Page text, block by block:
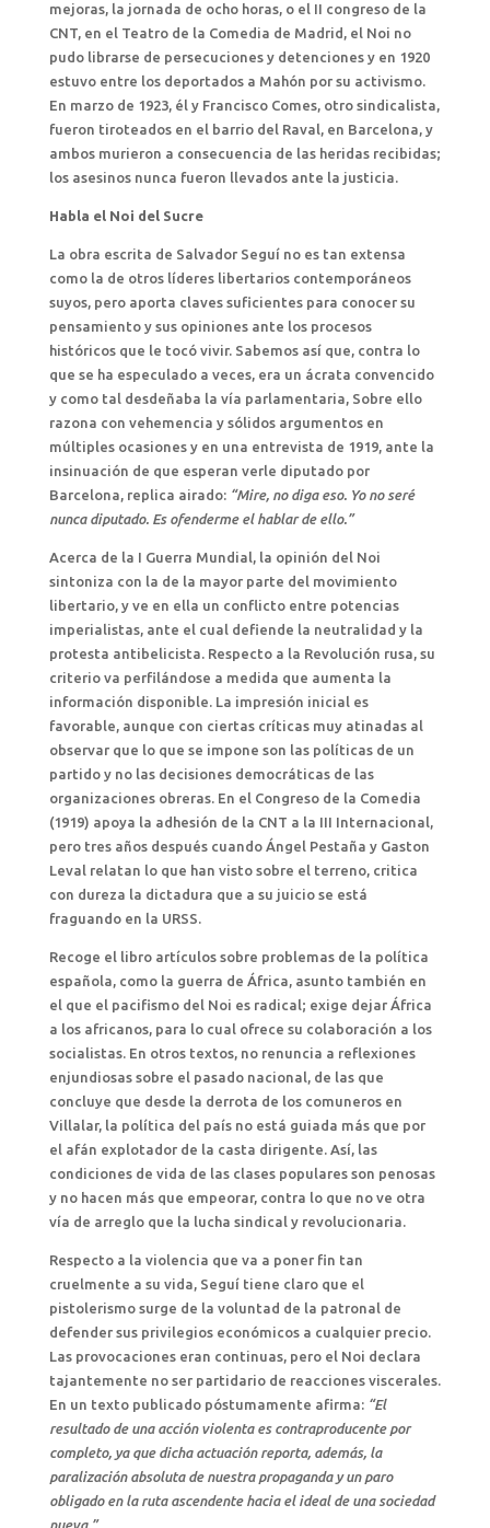
mejoras, la jornada de ocho horas, o el II congreso de la
CNT, en el Teatro de la Comedia de Madrid, el Noi no
pudo librarse de persecuciones y detenciones y en 1920
estuvo entre los deportados a Mahón por su activismo.
En marzo de 1923, él y Francisco Comes, otro sindicalista,
fueron tiroteados en el barrio del Raval, en Barcelona, y
ambos murieron a consecuencia de las heridas recibidas;
los asesinos nunca fueron llevados ante la justicia.
Habla el Noi del Sucre
La obra escrita de Salvador Seguí no es tan extensa
como la de otros líderes libertarios contemporáneos
suyos, pero aporta claves suficientes para conocer su
pensamiento y sus opiniones ante los procesos
históricos que le tocó vivir. Sabemos así que, contra lo
que se ha especulado a veces, era un ácrata convencido
y como tal desdeñaba la vía parlamentaria, Sobre ello
razona con vehemencia y sólidos argumentos en
múltiples ocasiones y en una entrevista de 1919, ante la
insinuación de que esperan verle diputado por
Barcelona, replica airado: “Mire, no diga eso. Yo no seré
nunca diputado. Es ofenderme el hablar de ello.”
Acerca de la I Guerra Mundial, la opinión del Noi
sintoniza con la de la mayor parte del movimiento
libertario, y ve en ella un conflicto entre potencias
imperialistas, ante el cual defiende la neutralidad y la
protesta antibelicista. Respecto a la Revolución rusa, su
criterio va perfilándose a medida que aumenta la
información disponible. La impresión inicial es
favorable, aunque con ciertas críticas muy atinadas al
observar que lo que se impone son las políticas de un
partido y no las decisiones democráticas de las
organizaciones obreras. En el Congreso de la Comedia
(1919) apoya la adhesión de la CNT a la III Internacional,
pero tres años después cuando Ángel Pestaña y Gaston
Leval relatan lo que han visto sobre el terreno, critica
con dureza la dictadura que a su juicio se está
fraguando en la URSS.
Recoge el libro artículos sobre problemas de la política
española, como la guerra de África, asunto también en
el que el pacifismo del Noi es radical; exige dejar África
a los africanos, para lo cual ofrece su colaboración a los
socialistas. En otros textos, no renuncia a reflexiones
enjundiosas sobre el pasado nacional, de las que
concluye que desde la derrota de los comuneros en
Villalar, la política del país no está guiada más que por
el afán explotador de la casta dirigente. Así, las
condiciones de vida de las clases populares son penosas
y no hacen más que empeorar, contra lo que no ve otra
vía de arreglo que la lucha sindical y revolucionaria.
Respecto a la violencia que va a poner fin tan
cruelmente a su vida, Seguí tiene claro que el
pistolerismo surge de la voluntad de la patronal de
defender sus privilegios económicos a cualquier precio.
Las provocaciones eran continuas, pero el Noi declara
tajantemente no ser partidario de reacciones viscerales.
En un texto publicado póstumamente afirma: “El
resultado de una acción violenta es contraproducente por
completo, ya que dicha actuación reporta, además, la
paralización absoluta de nuestra propaganda y un paro
obligado en la ruta ascendente hacia el ideal de una sociedad
nueva.”